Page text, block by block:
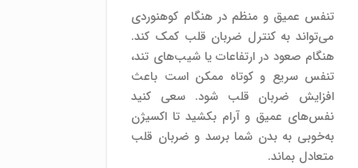
تنفس عمیق و منظم در هنگام کوهنوردی
می‌تواند به کنترل ضربان قلب کمک کند.
هنگام صعود در ارتفاعات یا شیب‌های تند،
تنفس سریع و کوتاه ممکن است باعث
افزایش ضربان قلب شود. سعی کنید
نفس‌های عمیق و آرام بکشید تا اکسیژن
به‌خوبی به بدن شما برسد و ضربان قلب
متعادل بماند.